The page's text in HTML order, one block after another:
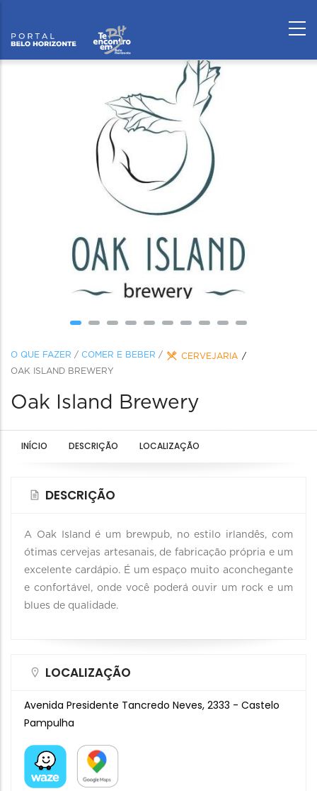
O QUE FAZER / COMER E BEBER /
CERVEJARIA
OAK ISLAND BREWERY
Oak Island Brewery
INÍCIO DESCRIÇÃO LOCALIZAÇÃO
DESCRIÇÃO
A Oak Island é um brewpub, no estilo irlandês, com
ótimas cervejas artesanais, de fabricação própria e um
excelente cardápio. É um espaço muito aconchegante
e confortável, onde você poderá ouvir um rock e um
blues de qualidade.
LOCALIZAÇÃO
Avenida Presidente Tancredo Neves, 2333 - Castelo
Pampulha